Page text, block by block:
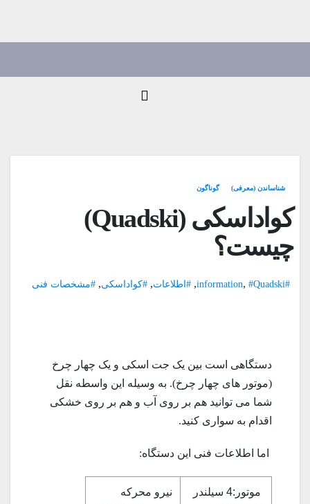
شناساندن (معرفی) گوناگون
کواداسکی (Quadski)
چیست؟
#information
, #Quadski
, #اطلاعات, #کواداسکی, #مشخصات فنی
دستگاهی است بین یک جت اسکی و یک چهار چرخ
(موتور های چهار چرخ). به وسیله این واسطه نقل
شما می توانید هم بر روی آب و هم بر روی خشکی
اقدام به سواری کنید.
اما اطلاعات فنی این دستگاه:
موتور:4 سیلندر
نیرو محرکه